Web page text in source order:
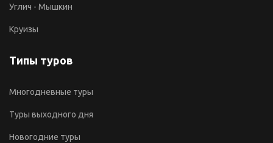
Углич - Мышкин
Круизы
Типы туров
Многодневные туры
Туры выходного дня
Новогодние туры